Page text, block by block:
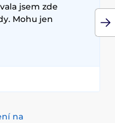
jsem zde
Mohu jen
na